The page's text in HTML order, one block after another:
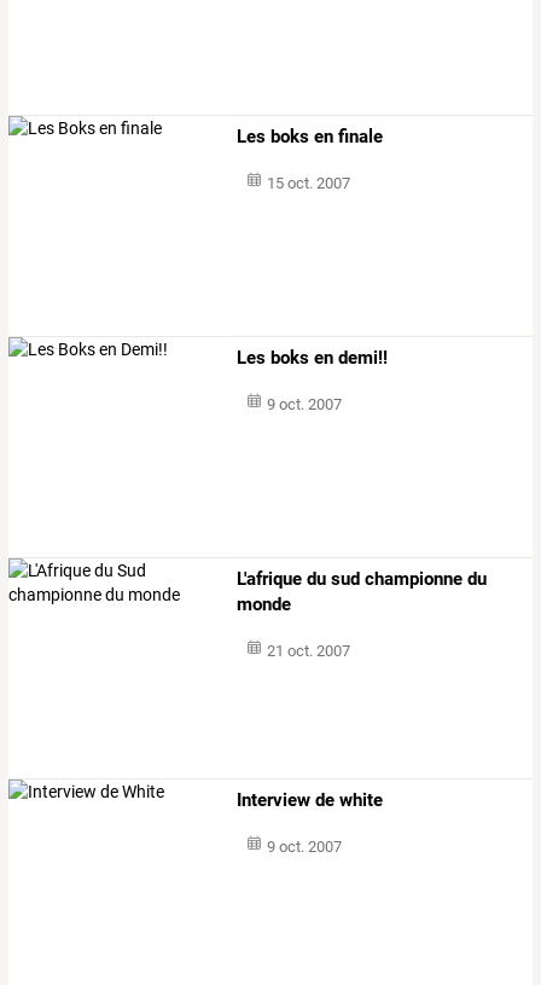
Les boks en finale
15 oct. 2007
Les boks en demi!!
9 oct. 2007
L'afrique du sud championne du
monde
21 oct. 2007
Interview de white
9 oct. 2007